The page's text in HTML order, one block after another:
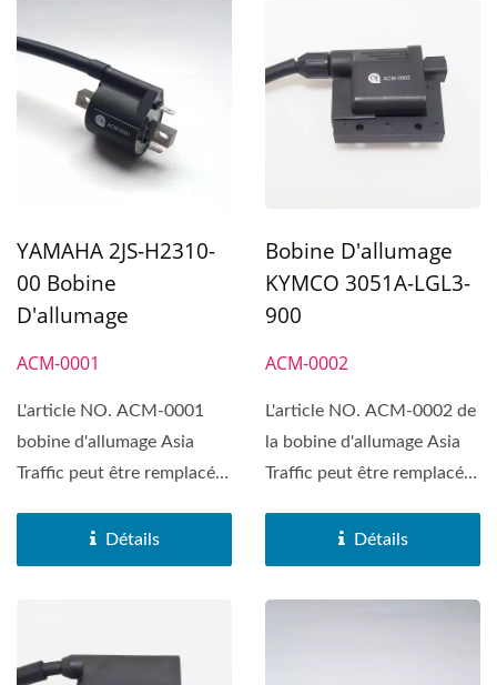
YAMAHA 2JS-H2310-
00 Bobine
D'allumage
ACM-0001
L'article NO. ACM-0001
bobine d'allumage Asia
Traffic peut être remplacé
Détails
Bobine D'allumage
KYMCO 3051A-LGL3-
900
ACM-0002
L'article NO. ACM-0002 de
la bobine d'allumage Asia
Traffic peut être remplacé
Détails